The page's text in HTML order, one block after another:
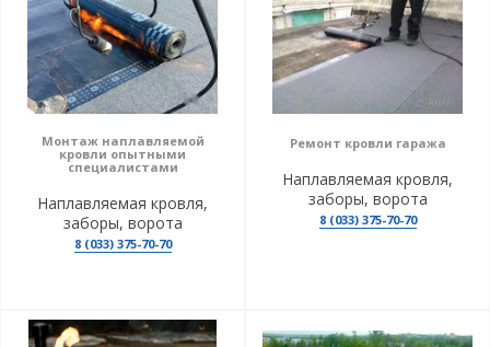
Монтаж наплавляемой
кровли опытными
специалистами
Наплавляемая кровля,
заборы, ворота
8 (033) 375-70-70
Ремонт кровли гаража
Наплавляемая кровля,
заборы, ворота
8 (033) 375-70-70